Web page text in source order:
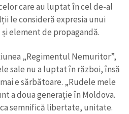
care au luptat în cel de-al
le consideră expresia unui
element de propagandă.
„Regimentul Nemuritor”,
sale nu a luptat în război, însă
e sărbătoare. „Rudele mele
a doua generație în Moldova.
semnifică libertate, unitate.